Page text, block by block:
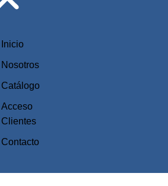
Inicio
Nosotros
Catálogo
Acceso
Clientes
Contacto